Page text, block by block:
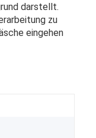
darstellt.
zu
eingehen